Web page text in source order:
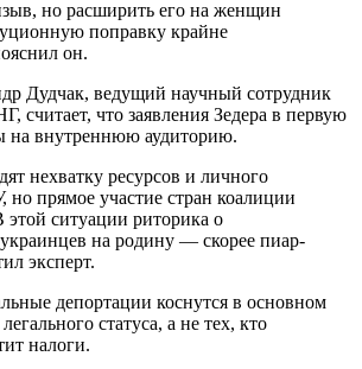
но расширить его на женщин
поправку крайне
он.
Дудчак, ведущий научный сотрудник
считает, что заявления Зедера в первую
на внутреннюю аудиторию.
нехватку ресурсов и личного
но прямое участие стран коалиции
этой ситуации риторика о
на родину — скорее пиар-
эксперт.
депортации коснутся в основном
статуса, а не тех, кто
налоги.